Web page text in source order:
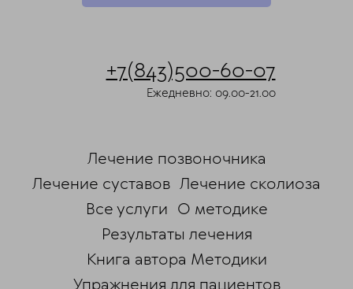
+7(843)500-60-07
Ежедневно: 09.00-21.00
Лечение позвоночника
Лечение суставов Лечение сколиоза
Все услуги О методике
Результаты лечения
Книга автора Методики